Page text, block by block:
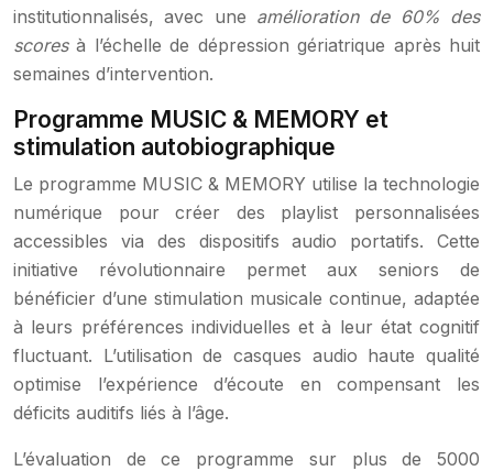
institutionnalisés, avec une amélioration de 60% des
scoresà l’échelle de dépression gériatrique après huit
semaines d’intervention.
Programme MUSIC & MEMORY et
stimulation autobiographique
Le programme MUSIC & MEMORY utilise la technologie
numérique pour créer des playlist personnalisées
accessibles via des dispositifs audio portatifs. Cette
initiative révolutionnaire permet aux seniors de
bénéficier d’une stimulation musicale continue, adaptée
à leurs préférences individuelles et à leur état cognitif
fluctuant. L’utilisation de casques audio haute qualité
optimise l’expérience d’écoute en compensant les
déficits auditifs liés à l’âge.
L’évaluation de ce programme sur plus de 5000